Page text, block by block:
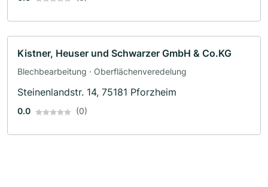
Kistner, Heuser und Schwarzer GmbH & Co.KG
Blechbearbeitung · Oberflächenveredelung
Steinenlandstr. 14, 75181 Pforzheim
0.0 (0)